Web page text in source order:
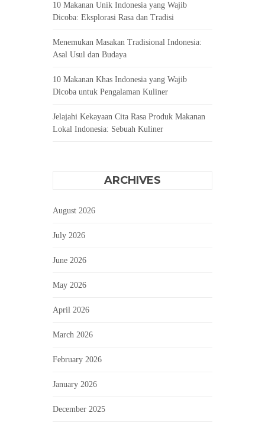
10 Makanan Unik Indonesia yang Wajib
Dicoba: Eksplorasi Rasa dan Tradisi
Menemukan Masakan Tradisional Indonesia:
Asal Usul dan Budaya
10 Makanan Khas Indonesia yang Wajib
Dicoba untuk Pengalaman Kuliner
Jelajahi Kekayaan Cita Rasa Produk Makanan
Lokal Indonesia: Sebuah Kuliner
ARCHIVES
August 2026
July 2026
June 2026
May 2026
April 2026
March 2026
February 2026
January 2026
December 2025